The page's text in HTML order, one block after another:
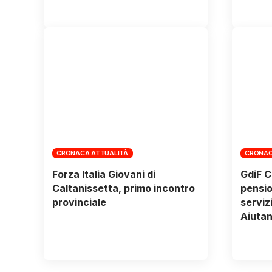
CRONACA ATTUALITÀ
Forza Italia Giovani di
Caltanissetta, primo incontro
provinciale
GdiF